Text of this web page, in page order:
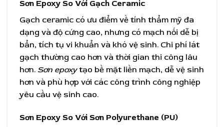
Sơn Epoxy So Với Gạch Ceramic
Gạch ceramic có ưu điểm về tính thẩm mỹ đa
dạng và độ cứng cao, nhưng có mạch nối dễ bị
bẩn, tích tụ vi khuẩn và khó vệ sinh. Chi phí lát
gạch thường cao hơn và thời gian thi công lâu
hơn. Sơn epoxytạo bề mặt liền mạch, dễ vệ sinh
hơn và phù hợp với các công trình công nghiệp
yêu cầu vệ sinh cao.
Sơn Epoxy So Với Sơn Polyurethane (PU)